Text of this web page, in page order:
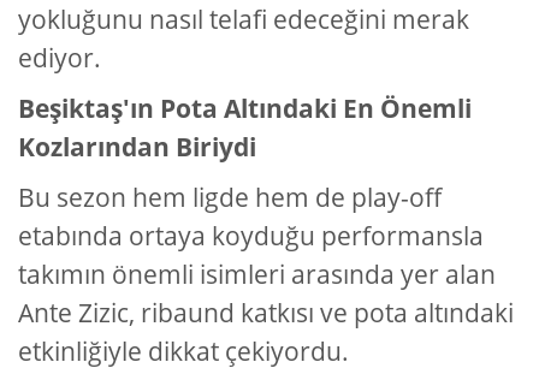
yokluğunu nasıl telafi edeceğini merak
ediyor.
Beşiktaş'ın Pota Altındaki En Önemli
Kozlarından Biriydi
Bu sezon hem ligde hem de play-off
etabında ortaya koyduğu performansla
takımın önemli isimleri arasında yer alan
Ante Zizic, ribaund katkısı ve pota altındaki
etkinliğiyle dikkat çekiyordu.